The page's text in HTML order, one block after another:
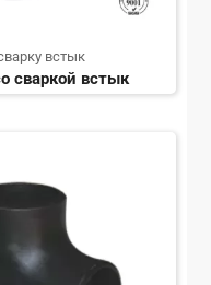
встык
сваркой встык